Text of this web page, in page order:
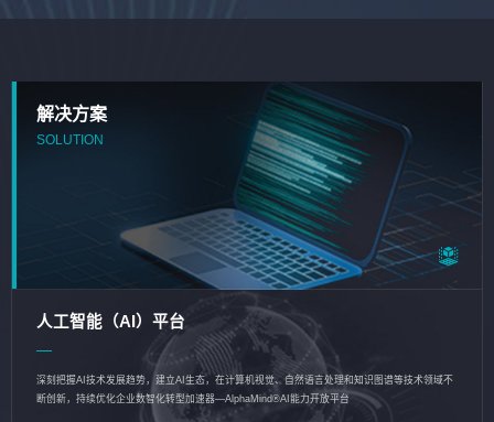
解决方案
SOLUTION
人工智能（AI）平台
深刻把握AI技术发展趋势，建立AI生态，在计算机视觉、自然语言处理和知识图谱等技术领域不
断创新，持续优化企业数智化转型加速器—AlphaMind®AI能力开放平台